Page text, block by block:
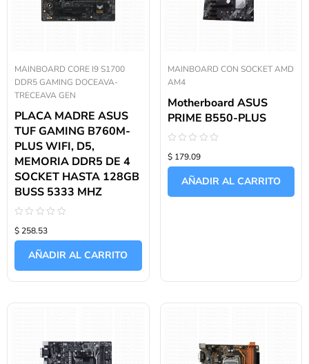
MAINBOARD CORE I9 S1700
DDR5 GAMING DOCEAVA-
TRECEAVA GEN
PLACA MADRE ASUS
TUF GAMING B760M-
PLUS WIFI, D5,
MEMORIA DDR5 DE 4
SOCKET HASTA 128GB
BUSS 5333 MHZ
con
0
$ 258.53
AÑADIR AL CARRITO
MAINBOARD CON SOCKET AMD
AM4
Motherboard ASUS
PRIME B550-PLUS
con
0
$ 179.09
AÑADIR AL CARRITO